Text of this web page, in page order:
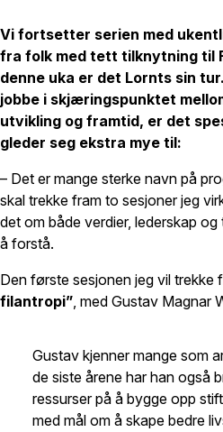
Vi fortsetter serien med
fra folk med tett tilknytning til
denne uka er det Lornts sin
jobbe i skjæringspunktet
utvikling og framtid, er det
gleder seg ekstra mye til:
– Det er mange sterke navn på
skal trekke fram to sesjoner jeg
det om både verdier, lederskap
å forstå.
Den første sesjonen jeg vil trekke
filantropi”, med Gustav Magnar
Gustav kjenner mange som
de siste årene har han også
ressurser på å bygge opp
med mål om å skape bedre